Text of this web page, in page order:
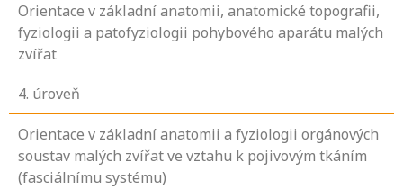
Orientace v základní anatomii, anatomické topografii,
fyziologii a patofyziologii pohybového aparátu malých
zvířat
4. úroveň
Orientace v základní anatomii a fyziologii orgánových
soustav malých zvířat ve vztahu k pojivovým tkáním
(fasciálnímu systému)